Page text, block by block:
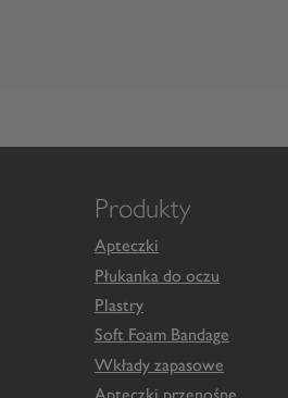
Produkty
Apteczki
Płukanka do oczu
Plastry
Soft Foam Bandage
Wkłady zapasowe